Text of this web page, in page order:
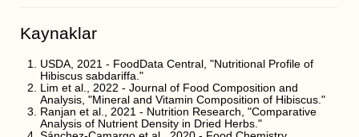
Kaynaklar
USDA, 2021 - FoodData Central, "Nutritional Profile of
Hibiscus sabdariffa."
Lim et al., 2022 - Journal of Food Composition and
Analysis, "Mineral and Vitamin Composition of Hibiscus."
Ranjan et al., 2021 - Nutrition Research, "Comparative
Analysis of Nutrient Density in Dried Herbs."